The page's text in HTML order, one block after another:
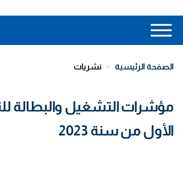
Main
navigation
الصفحة الرئيسية نشريات
مؤشرات التشغيل والبطالة
الأول من سنة 2023